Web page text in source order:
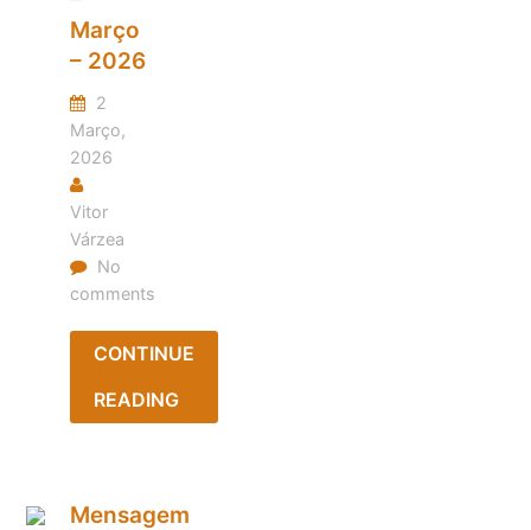
Março
– 2026
2
Março,
2026
Vitor
Várzea
No
comments
CONTINUE
READING
Mensagem